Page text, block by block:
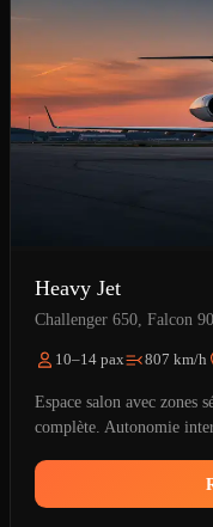
Heavy Jet
Challenger 650, Falcon
10–14 pax 807 km/h
Espace salon avec zones
complète. Autonomie